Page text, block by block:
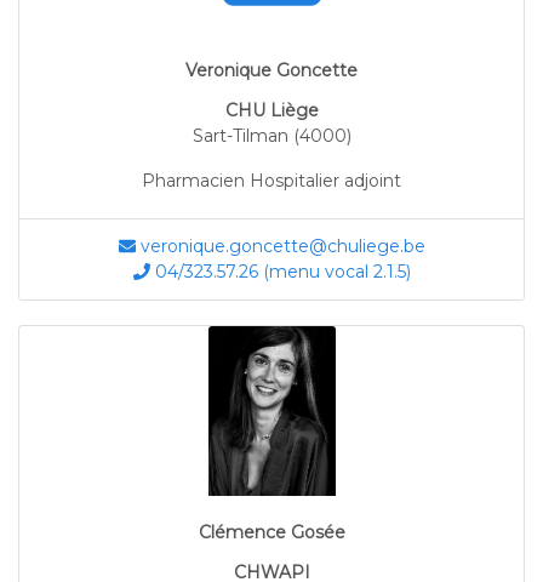
Veronique Goncette
CHU Liège
Sart-Tilman (4000)
Pharmacien Hospitalier adjoint
veronique.goncette@chuliege.be
04/323.57.26 (menu vocal 2.1.5)
Clémence Gosée
CHWAPI